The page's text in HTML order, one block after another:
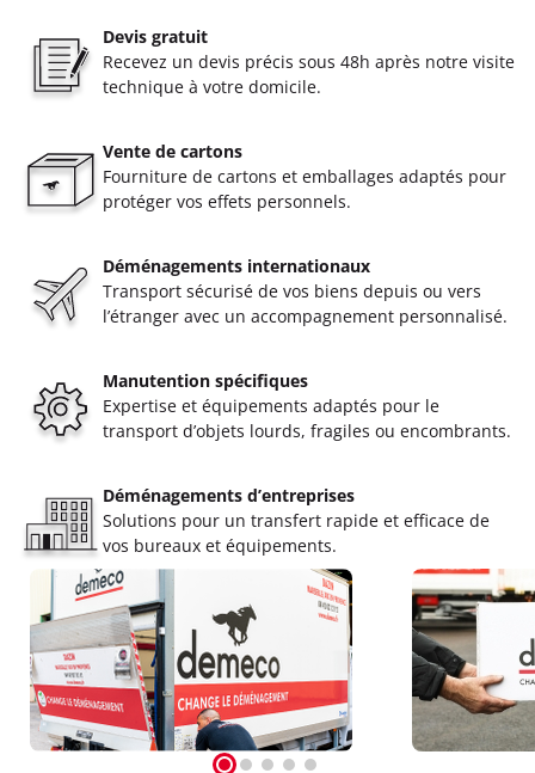
Devis gratuit
Recevez un devis précis sous 48h après notre visite
technique à votre domicile.
Vente de cartons
Fourniture de cartons et emballages adaptés pour
protéger vos effets personnels.
Déménagements internationaux
Transport sécurisé de vos biens depuis ou vers
l’étranger avec un accompagnement personnalisé.
Manutention spécifiques
Expertise et équipements adaptés pour le
transport d’objets lourds, fragiles ou encombrants.
Déménagements d’entreprises
Solutions pour un transfert rapide et efficace de
vos bureaux et équipements.